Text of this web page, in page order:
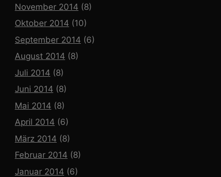
November 2014 (8)
Oktober 2014 (10)
September 2014 (6)
August 2014 (8)
Juli 2014 (8)
Juni 2014 (8)
Mai 2014 (8)
April 2014 (6)
März 2014 (8)
Februar 2014 (8)
Januar 2014 (6)